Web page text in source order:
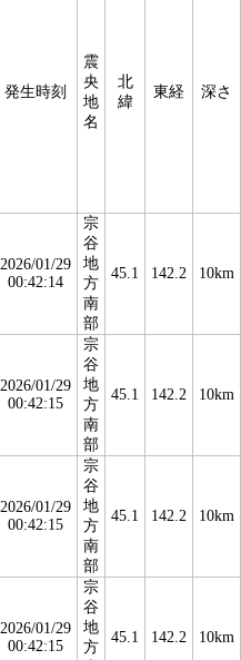
発生時刻
震
央
地
名
北
緯
東経 深さ
2026/01/29
00:42:14
宗
谷
地
方
南
部
45.1 142.2 10km
2026/01/29
00:42:15
宗
谷
地
方
南
部
45.1 142.2 10km
2026/01/29
00:42:15
宗
谷
地
方
南
部
45.1 142.2 10km
2026/01/29
00:42:15
宗
谷
地
方
45.1 142.2 10km